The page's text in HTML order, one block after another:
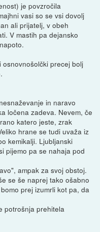
je povzročila
vasi so se vsi dovolj
ali prijatelj, v obeh
V mastih pa dejansko
precej bolj
in naravo
ločena zadeva. Nevem, če
katero jeste, zrak
hrane se tudi uvaža iz
kemikalji. Ljubljanski
pijemo pa se nahaja pod
ampak za svoj obstoj.
se še naprej tako ošabno
prej izumrli kot pa, da
potrošnja prehitela